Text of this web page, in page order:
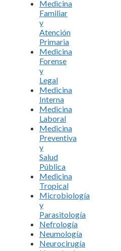
Medicina
Familiar
y
Atención
Primaria
Medicina
Forense
y
Legal
Medicina
Interna
Medicina
Laboral
Medicina
Preventiva
y
Salud
Pública
Medicina
Tropical
Microbiología
y
Parasitología
Nefrología
Neumología
Neurocirugía